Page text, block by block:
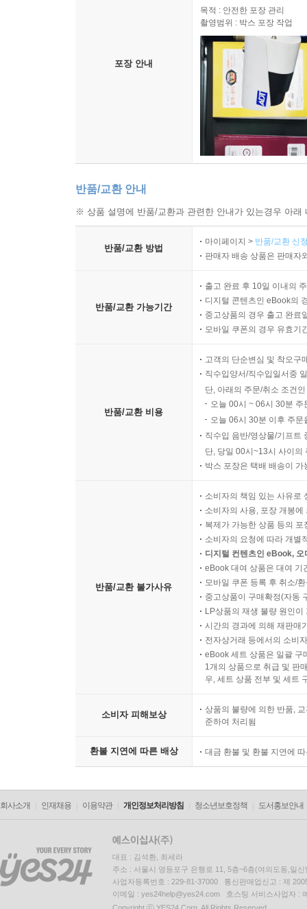
포장 안내
목적 : 안전한 포장 관리
촬영범위 : 박스 포장 작업
반품/교환 안내
※ 상품 설명에 반품/교환과 관련한 안내가 있는경우 아
반품/교환 방법
마이페이지 > 반품/교환 신
판매자 배송 상품은 판매자
반품/교환 가능기간
출고 완료 후 10일 이내의
디지털 콘텐츠인 eBook의
중고상품의 경우 출고 완료
모바일 쿠폰의 경우 유효기
반품/교환 비용
고객의 단순변심 및 착오구
직수입양서/직수입일서중
단, 아래의 주문/취소 조건
오늘 00시 ~ 06시 30분
오늘 06시 30분 이후 주
직수입 음반/영상물/기프트
단, 당일 00시~13시 사이의
박스 포장은 택배 배송이
반품/교환 불가사유
소비자의 책임 있는 사유로
소비자의 사용, 포장 개봉
복제가 가능한 상품 등의
소비자의 요청에 따라 개별
디지털 컨텐츠인 eBook,
eBook 대여 상품은 대여 기
모바일 쿠폰 등록 후 취소/
중고상품이 구매확정(자동
LP상품의 재생 불량 원인
시간의 경과에 의해 재판매
전자상거래 등에서의 소비
eBook 세트 상품은 일괄 구
1개의 상품으로 취급 및 판
우, 세트 상품 전부 및 세트
소비자 피해보상
상품의 불량에 의한 반품,
준하여 처리됨
환불 지연에 따른 배상 대금 환불 및 환불 지연에
회사소개 인재채용 이용약관 개인정보처리방침 청소년보호정책 도서홍보안내
대표 : 김석환, 최세라
주소 : 서울시 영등포구 은행로 11, 5층~6층(여의도동,일신
사업자등록번호 : 229-81-37000 통신판매업신고 : 제
이메일 : yes24help@yes24.com 호스팅 서비스사업자 :